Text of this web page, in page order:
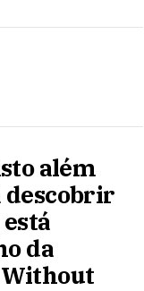
além
descobrir
da